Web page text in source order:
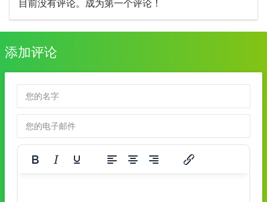
目前没有评论。成为第一个评论！
添加评论